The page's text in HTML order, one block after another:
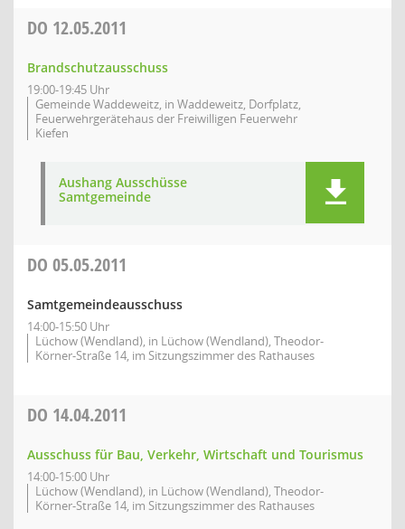
DO 12.05.2011
Brandschutzausschuss
19:00-19:45 Uhr
Gemeinde Waddeweitz, in Waddeweitz, Dorfplatz,
Feuerwehrgerätehaus der Freiwilligen Feuerwehr
Kiefen
Aushang Ausschüsse
Samtgemeinde
DO 05.05.2011
Samtgemeindeausschuss
14:00-15:50 Uhr
Lüchow (Wendland), in Lüchow (Wendland), Theodor-
Körner-Straße 14, im Sitzungszimmer des Rathauses
DO 14.04.2011
Ausschuss für Bau, Verkehr, Wirtschaft und Tourismus
14:00-15:00 Uhr
Lüchow (Wendland), in Lüchow (Wendland), Theodor-
Körner-Straße 14, im Sitzungszimmer des Rathauses